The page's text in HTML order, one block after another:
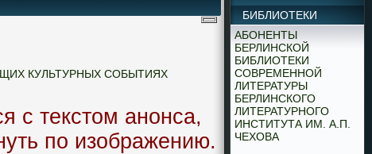
КУЛЬТУРНЫХ СОБЫТИЯХ
с текстом анонса,
по изображению.
БИБЛИОТЕКИ
АБОНЕНТЫ
БЕРЛИНСКОЙ
БИБЛИОТЕКИ
СОВРЕМЕННОЙ
ЛИТЕРАТУРЫ
БЕРЛИНСКОГО
ЛИТЕРАТУРНОГО
ИНСТИТУТА ИМ. А.П.
ЧЕХОВА